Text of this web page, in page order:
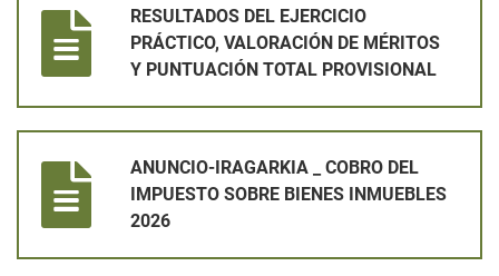
RESULTADOS DEL EJERCICIO
PRÁCTICO, VALORACIÓN DE MÉRITOS
Y PUNTUACIÓN TOTAL PROVISIONAL
ANUNCIO-IRAGARKIA _ COBRO DEL
IMPUESTO SOBRE BIENES INMUEBLES
2026